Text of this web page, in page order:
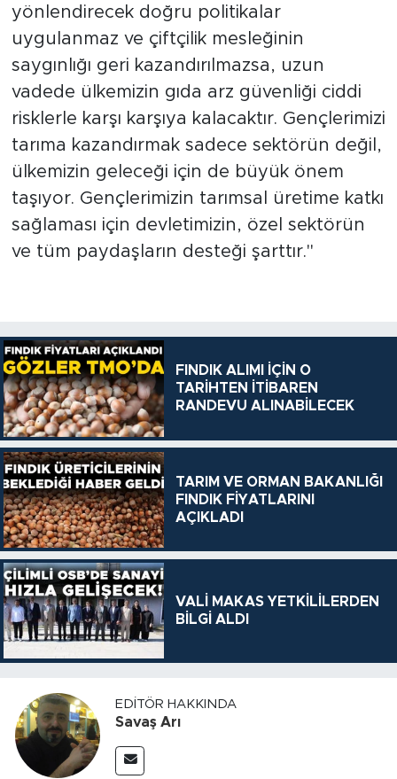
yönlendirecek doğru politikalar
uygulanmaz ve çiftçilik mesleğinin
saygınlığı geri kazandırılmazsa, uzun
vadede ülkemizin gıda arz güvenliği ciddi
risklerle karşı karşıya kalacaktır. Gençlerimizi
tarıma kazandırmak sadece sektörün değil,
ülkemizin geleceği için de büyük önem
taşıyor. Gençlerimizin tarımsal üretime katkı
sağlaması için devletimizin, özel sektörün
ve tüm paydaşların desteği şarttır."
FINDIK ALIMI İÇİN O
TARİHTEN İTİBAREN
RANDEVU ALINABİLECEK
TARIM VE ORMAN BAKANLIĞI
FINDIK FİYATLARINI
AÇIKLADI
VALİ MAKAS YETKİLİLERDEN
BİLGİ ALDI
EDITÖR HAKKINDA
Savaş Arı